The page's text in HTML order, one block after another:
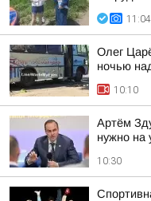
11:04
Олег
ночью
10:10
Артём
нужно на
10:30